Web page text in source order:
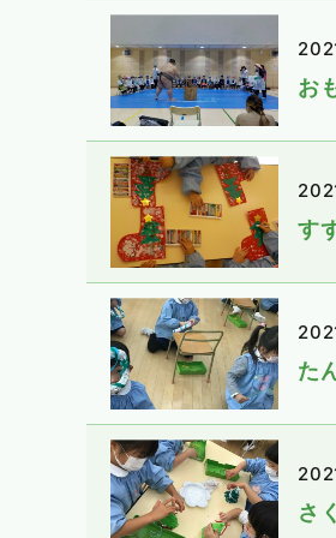
お
す
た
さ